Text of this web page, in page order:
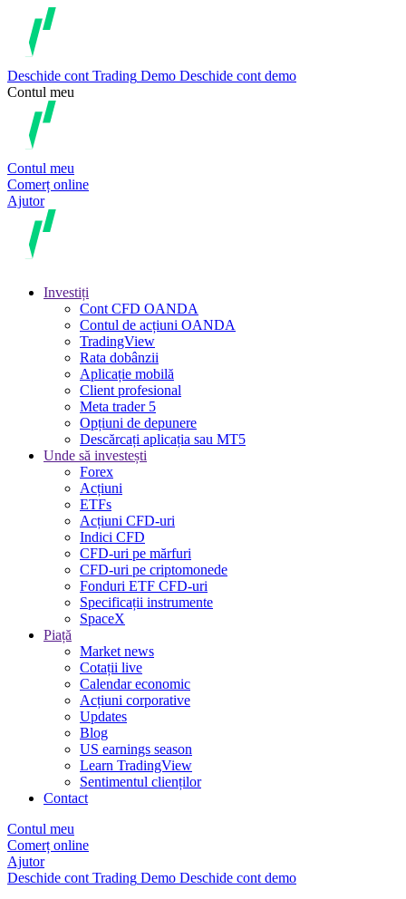
Deschide cont Trading Demo Deschide cont demo
Contul meu
Contul meu
Comerț online
Ajutor
Investiți
Cont CFD OANDA
Contul de acțiuni OANDA
TradingView
Rata dobânzii
Aplicație mobilă
Client profesional
Meta trader 5
Opțiuni de depunere
Descărcați aplicația sau MT5
Unde să investești
Forex
Acțiuni
ETFs
Acțiuni CFD-uri
Indici CFD
CFD-uri pe mărfuri
CFD-uri pe criptomonede
Fonduri ETF CFD-uri
Specificații instrumente
SpaceX
Piață
Market news
Cotații live
Calendar economic
Acțiuni corporative
Updates
Blog
US earnings season
Learn TradingView
Sentimentul clienților
Contact
Contul meu
Comerț online
Ajutor
Deschide cont Trading Demo Deschide cont demo